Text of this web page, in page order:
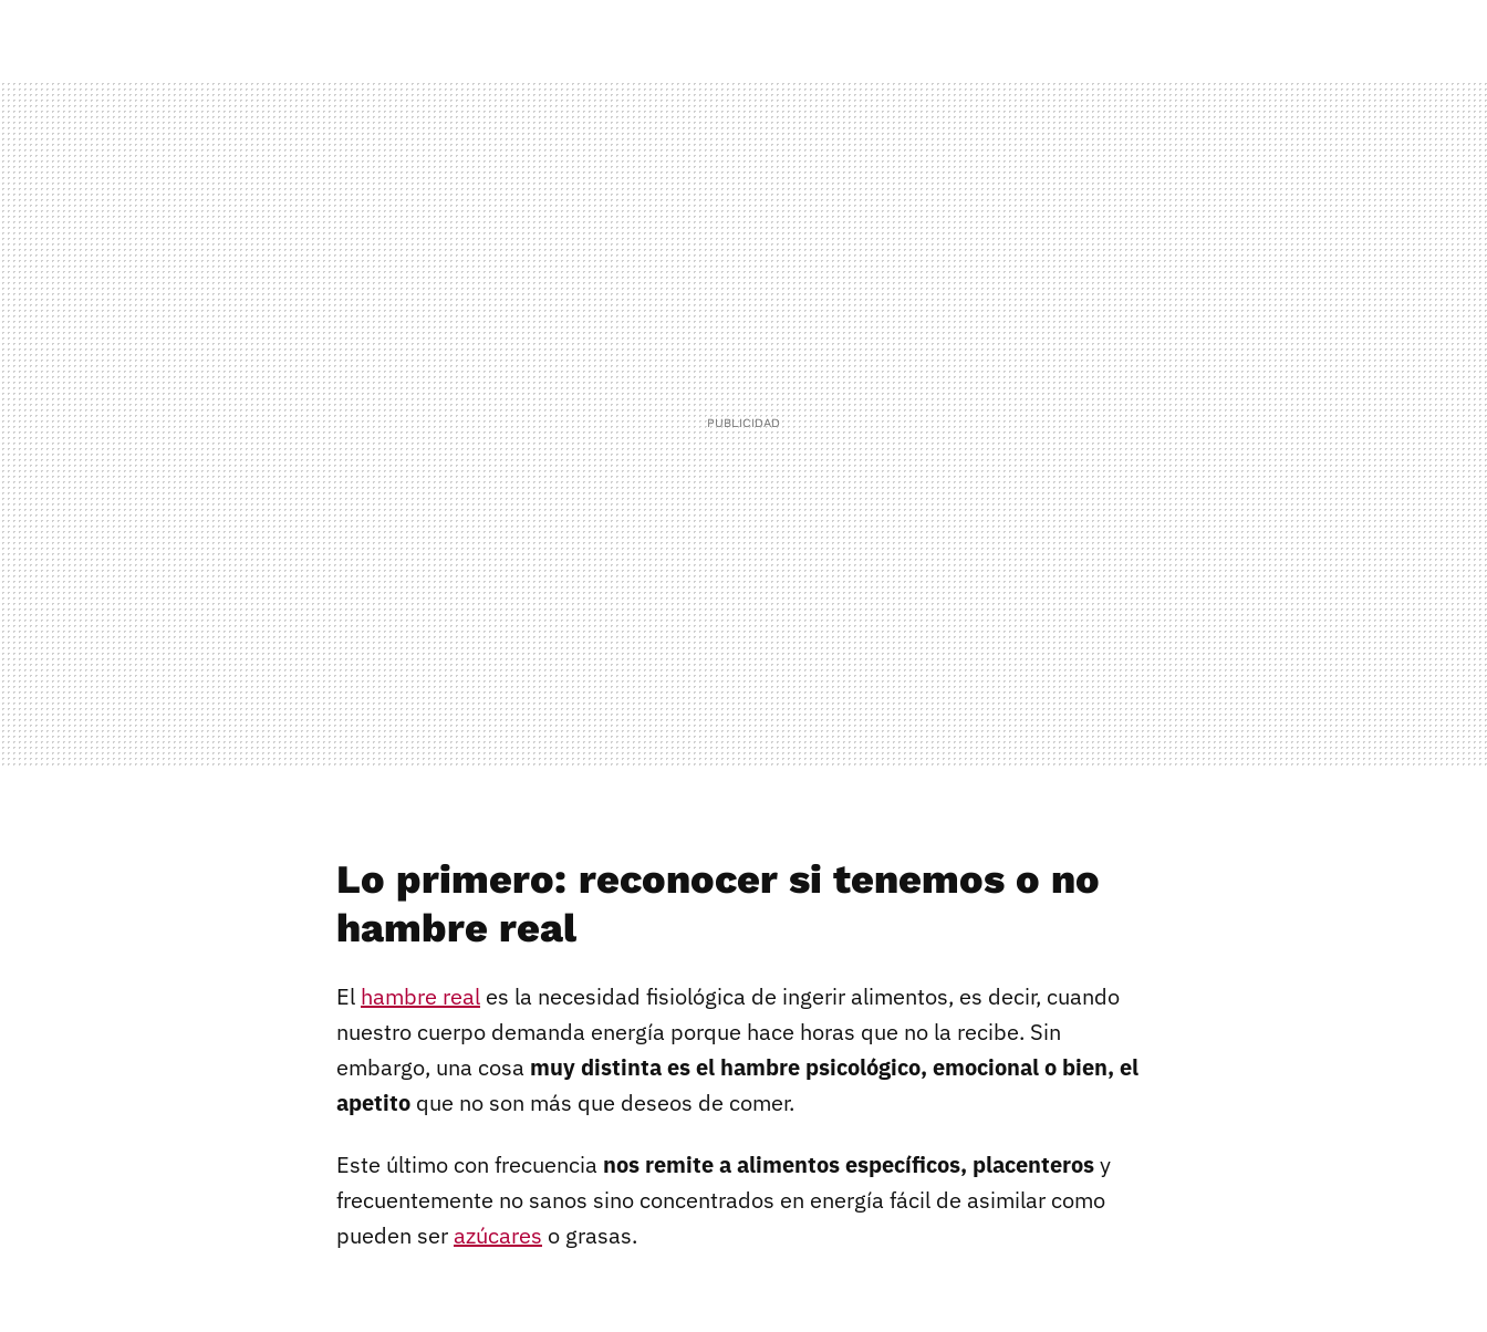
Lo primero: reconocer si tenemos o no
hambre real
El hambre real es la necesidad fisiológica de ingerir alimentos, es decir, cuando
nuestro cuerpo demanda energía porque hace horas que no la recibe. Sin
embargo, una cosa muy distinta es el hambre psicológico, emocional o bien, el
apetito que no son más que deseos de comer.
Este último con frecuencia nos remite a alimentos específicos, placenterosy
frecuentemente no sanos sino concentrados en energía fácil de asimilar como
pueden ser azúcares o grasas.